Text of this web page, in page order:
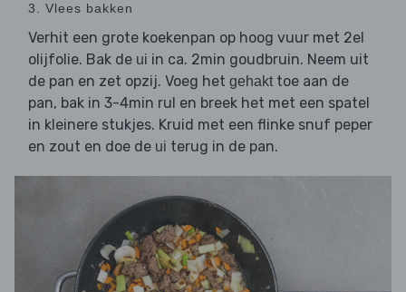
3. Vlees bakken
Verhit een grote koekenpan op hoog vuur met 2el
olijfolie. Bak de ui in ca. 2min goudbruin. Neem uit
de pan en zet opzij. Voeg het gehakttoe aan de
pan, bak in 3-4min rul en breek het met een spatel
in kleinere stukjes. Kruid met een flinke snuf peper
en zout en doe de ui terug in de pan.